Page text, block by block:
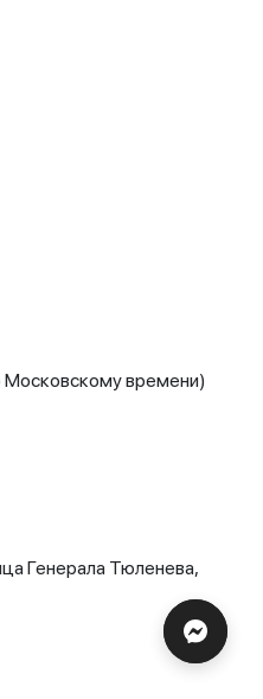
времени)
Генерала Тюленева,